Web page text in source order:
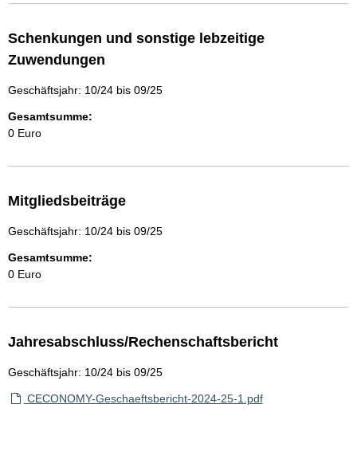
Schenkungen und sonstige lebzeitige
Zuwendungen
Geschäftsjahr: 10/24 bis 09/25
Gesamtsumme:
0 Euro
Mitgliedsbeiträge
Geschäftsjahr: 10/24 bis 09/25
Gesamtsumme:
0 Euro
Jahresabschluss/Rechenschaftsbericht
Geschäftsjahr: 10/24 bis 09/25
CECONOMY-Geschaeftsbericht-2024-25-1.pdf